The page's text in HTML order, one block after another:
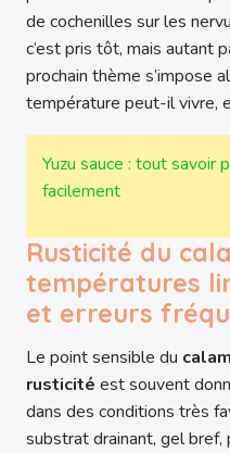
de cochenilles sur les
c’est pris tôt, mais autant
prochain thème s’impose
température peut-il vivre,
Yuzu sauce : tout savoir
facilement
Rusticité du
températures
et erreurs
Le point sensible du
rusticité est souvent
dans des conditions très
substrat drainant, gel bref,